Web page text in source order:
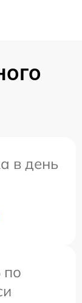
в день
по